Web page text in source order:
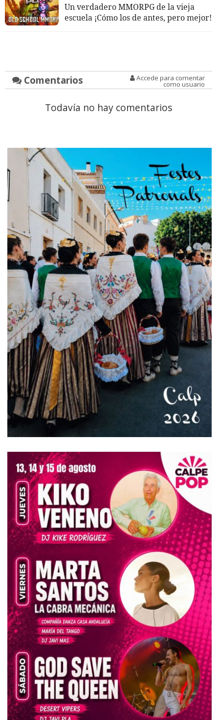
Un verdadero MMORPG de la vieja
escuela ¡Cómo los de antes, pero mejor!
Comentarios Accede para comentar
como usuario
Todavía no hay comentarios